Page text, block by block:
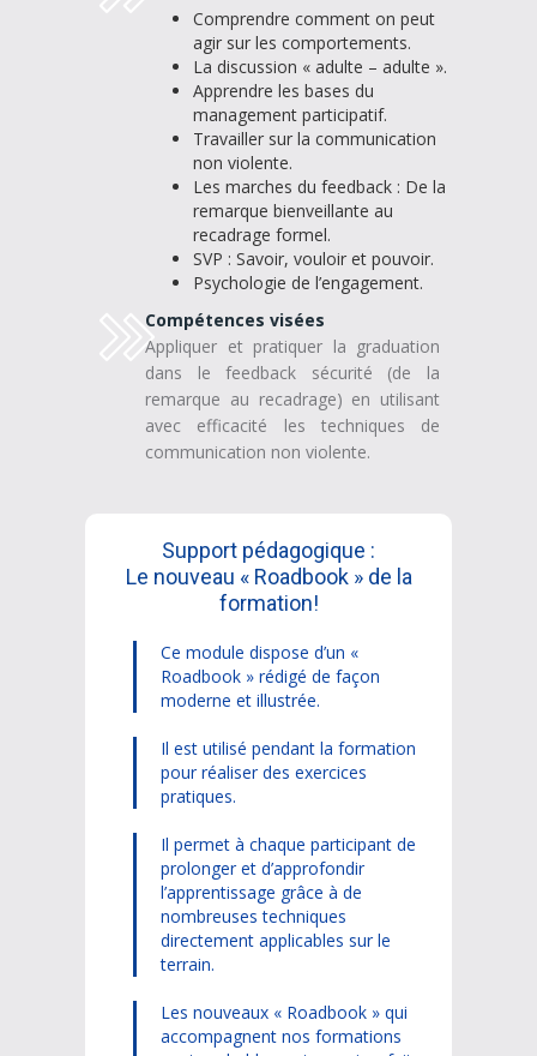
Comprendre comment on peut
agir sur les comportements.
La discussion « adulte – adulte ».
Apprendre les bases du
management participatif.
Travailler sur la communication
non violente.
Les marches du feedback : De la
remarque bienveillante au
recadrage formel.
SVP : Savoir, vouloir et pouvoir.
Psychologie de l’engagement.
Compétences visées
Appliquer et pratiquer la graduation
dans le feedback sécurité (de la
remarque au recadrage) en utilisant
avec efficacité les techniques de
communication non violente.
Support pédagogique :
Le nouveau « Roadbook » de la
formation!
Ce module dispose d’un «
Roadbook » rédigé de façon
moderne et illustrée.
Il est utilisé pendant la formation
pour réaliser des exercices
pratiques.
Il permet à chaque participant de
prolonger et d’approfondir
l’apprentissage grâce à de
nombreuses techniques
directement applicables sur le
terrain.
Les nouveaux « Roadbook » qui
accompagnent nos formations